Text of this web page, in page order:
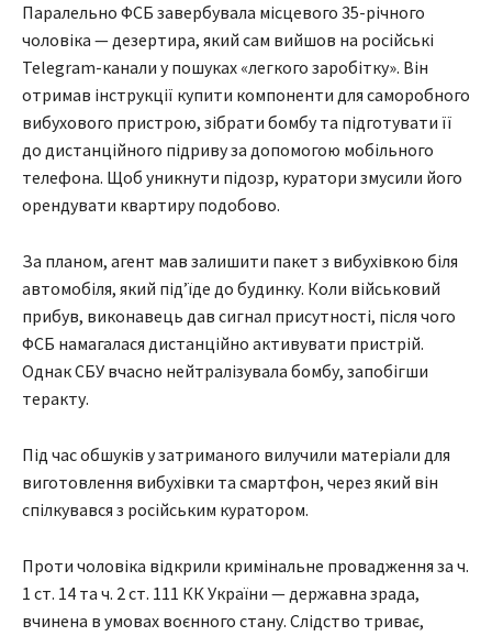
Паралельно ФСБ завербувала місцевого 35-річного
чоловіка — дезертира, який сам вийшов на російські
Telegram-канали у пошуках «легкого заробітку». Він
отримав інструкції купити компоненти для саморобного
вибухового пристрою, зібрати бомбу та підготувати її
до дистанційного підриву за допомогою мобільного
телефона. Щоб уникнути підозр, куратори змусили його
орендувати квартиру подобово.
За планом, агент мав залишити пакет з вибухівкою біля
автомобіля, який під’їде до будинку. Коли військовий
прибув, виконавець дав сигнал присутності, після чого
ФСБ намагалася дистанційно активувати пристрій.
Однак СБУ вчасно нейтралізувала бомбу, запобігши
теракту.
Під час обшуків у затриманого вилучили матеріали для
виготовлення вибухівки та смартфон, через який він
спілкувався з російським куратором.
Проти чоловіка відкрили кримінальне провадження за ч.
1 ст. 14 та ч. 2 ст. 111 КК України — державна зрада,
вчинена в умовах воєнного стану. Слідство триває,